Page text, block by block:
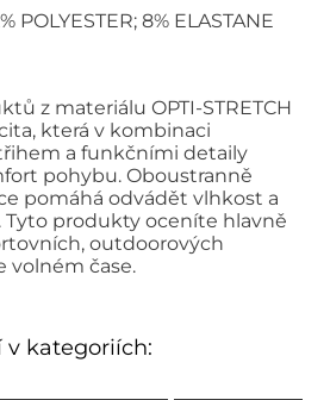
POLYESTER; 8% ELASTANE
z materiálu OPTI-STRETCH
která v kombinaci
a funkčními detaily
pohybu. Oboustranně
pomáhá odvádět vlhkost a
produkty oceníte hlavně
outdoorových
volném čase.
v kategoriích: